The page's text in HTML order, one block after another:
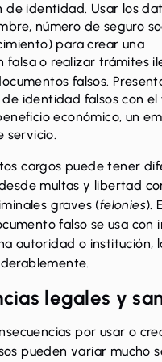
de identidad. Usar los
número de seguro
para crear una
falsa o realizar trámites
falsos.
identidad falsos con el
económico, un
servicio.
cargos puede tener
multas y libertad
graves (felonies).
falso se usa con
autoridad o institución,
legales y
por usar o
pueden variar mucho